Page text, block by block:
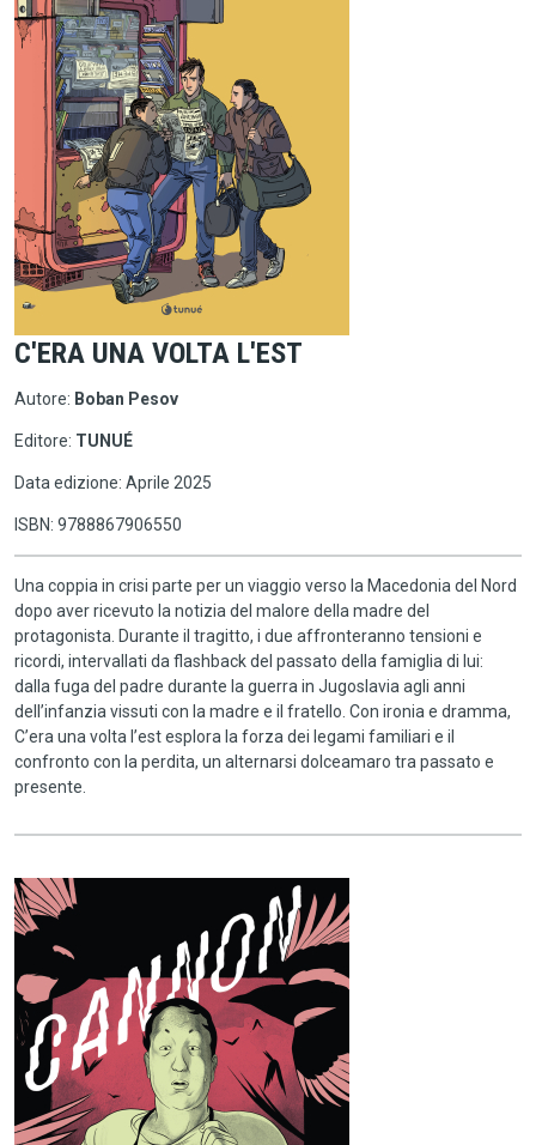
C'ERA UNA VOLTA L'EST
Autore: Boban Pesov
Editore: TUNUÉ
Data edizione: Aprile 2025
ISBN: 9788867906550
Una coppia in crisi parte per un viaggio verso la Macedonia del Nord
dopo aver ricevuto la notizia del malore della madre del
protagonista. Durante il tragitto, i due affronteranno tensioni e
ricordi, intervallati da flashback del passato della famiglia di lui:
dalla fuga del padre durante la guerra in Jugoslavia agli anni
dell’infanzia vissuti con la madre e il fratello. Con ironia e dramma,
C’era una volta l’est esplora la forza dei legami familiari e il
confronto con la perdita, un alternarsi dolceamaro tra passato e
presente.